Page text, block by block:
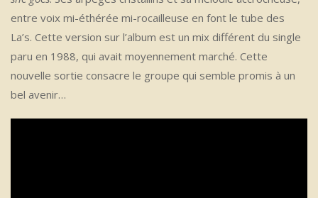
entre voix mi-éthérée mi-rocailleuse en font le tube des
La’s. Cette version sur l’album est un mix différent du single
paru en 1988, qui avait moyennement marché. Cette
nouvelle sortie consacre le groupe qui semble promis à un
bel avenir…